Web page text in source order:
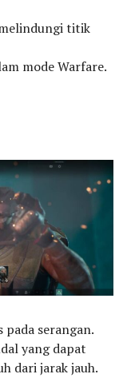
titik
mode Warfare.
serangan.
yang dapat
dari jarak jauh.